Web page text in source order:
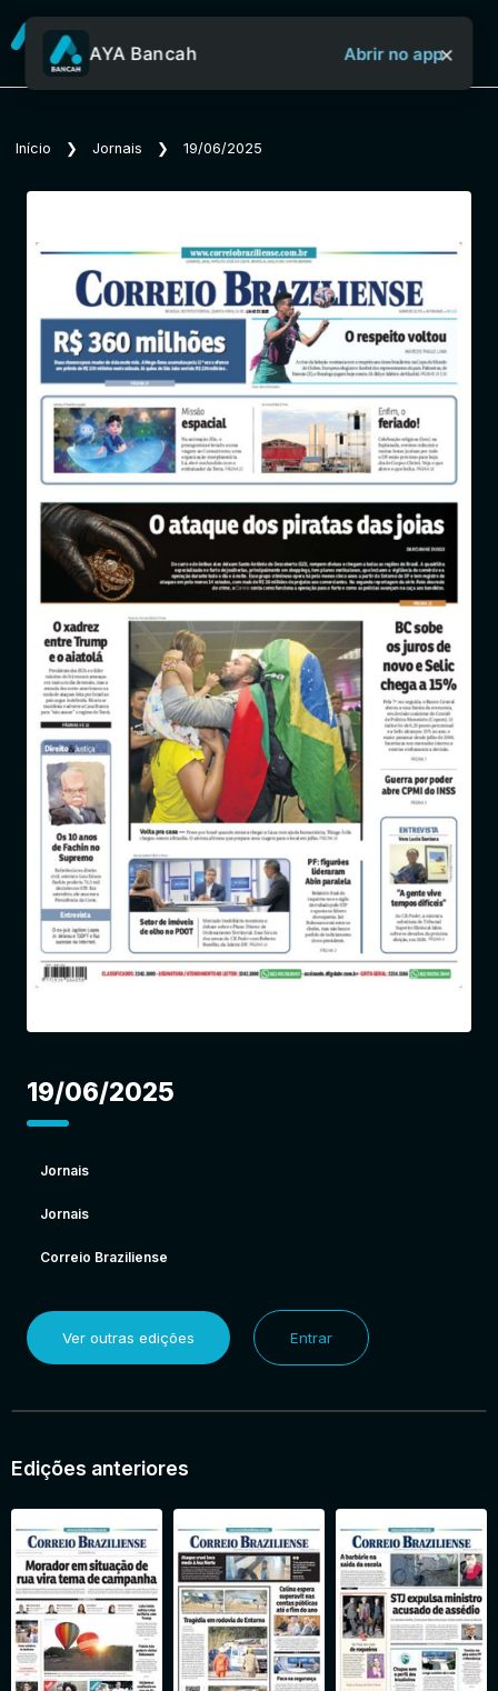
Sobre o Aya Bancah
Revistas
Jornais
Notícias
Entrar
AYA Bancah Abrir no app×
Início ❯ Jornais ❯ 19/06/2025
19/06/2025
Jornais
Jornais
Correio Braziliense
Ver outras edições Entrar
Edições anteriores